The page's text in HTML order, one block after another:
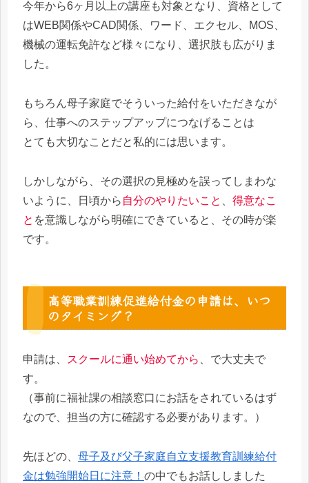
今年から6ヶ月以上の講座も対象となり、資格として
はWEB関係やCAD関係、ワード、エクセル、MOS、
機械の運転免許など様々になり、選択肢も広がりま
した。
もちろん母子家庭でそういった給付をいただきなが
ら、仕事へのステップアップにつなげることは
とても大切なことだと私的には思います。
しかしながら、その選択の見極めを誤ってしまわな
いように、日頃から 自分のやりたいこと
得意なこ
と を意識しながら明確にできていると、その時が楽
です。
高等職業訓練促進給付金の申請は、いつ
のタイミング？
申請は、 スクールに通い始めてから
、で大丈夫で
す。
（事前に福祉課の相談窓口にお話をされているはず
なので、担当の方に確認する必要があります。）
先ほどの、 母子及び父子家庭自立支援教育訓練給付
金は勉強開始日に注意！ の中でもお話ししました